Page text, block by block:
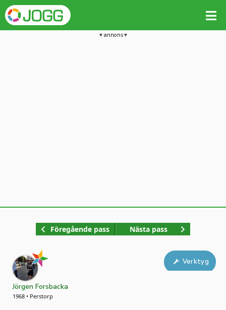
annons
Föregående pass Nästa pass
Jörgen Forsbacka
1968 • Perstorp
Verktyg